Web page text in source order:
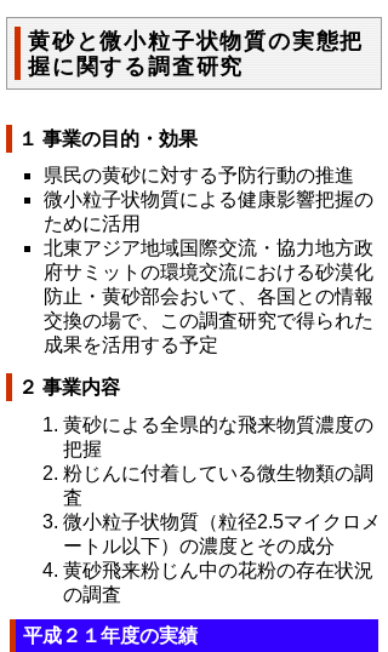
黄砂と微小粒子状物質の実態把
握に関する調査研究
１ 事業の目的・効果
県民の黄砂に対する予防行動の推進
微小粒子状物質による健康影響把握の
ために活用
北東アジア地域国際交流・協力地方政
府サミットの環境交流における砂漠化
防止・黄砂部会おいて、各国との情報
交換の場で、この調査研究で得られた
成果を活用する予定
２ 事業内容
黄砂による全県的な飛来物質濃度の
把握
粉じんに付着している微生物類の調
査
微小粒子状物質（粒径2.5マイクロメ
ートル以下）の濃度とその成分
黄砂飛来粉じん中の花粉の存在状況
の調査
平成２１年度の実績